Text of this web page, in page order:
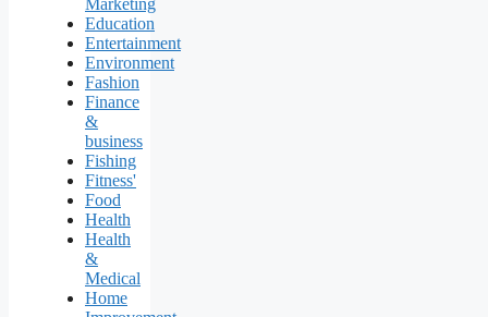
Education
Entertainment
Environment
Fashion
Finance
&
business
Fishing
Fitness'
Food
Health
Health
&
Medical
Home